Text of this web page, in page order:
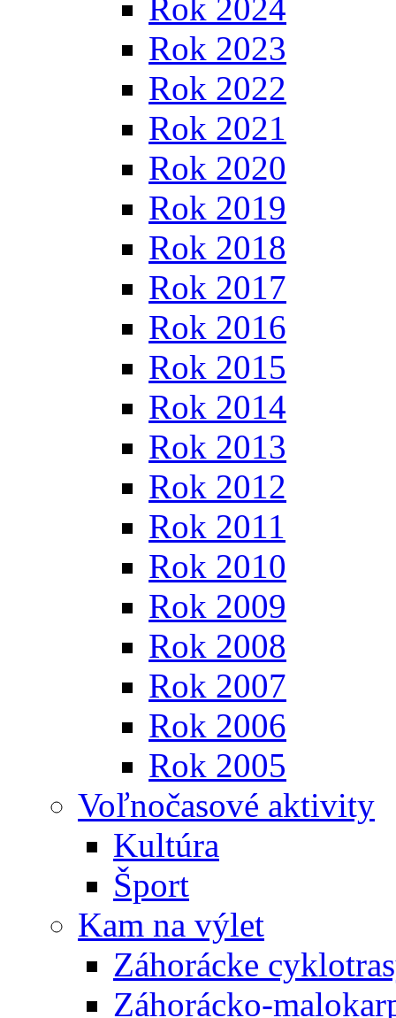
Rok 2024
Rok 2023
Rok 2022
Rok 2021
Rok 2020
Rok 2019
Rok 2018
Rok 2017
Rok 2016
Rok 2015
Rok 2014
Rok 2013
Rok 2012
Rok 2011
Rok 2010
Rok 2009
Rok 2008
Rok 2007
Rok 2006
Rok 2005
Voľnočasové aktivity
Kultúra
Šport
Kam na výlet
Záhorácke
Záhorácko-